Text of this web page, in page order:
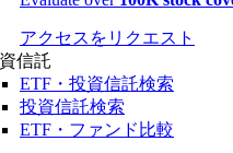
アクセスをリクエスト
信託
ETF・投資信託検索
投資信託検索
ETF・ファンド比較